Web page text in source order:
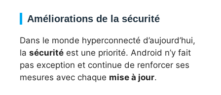
Améliorations de la sécurité
Dans le monde hyperconnecté d’aujourd’hui,
la sécurité est une priorité. Android n’y fait
pas exception et continue de renforcer ses
mesures avec chaque mise à jour.